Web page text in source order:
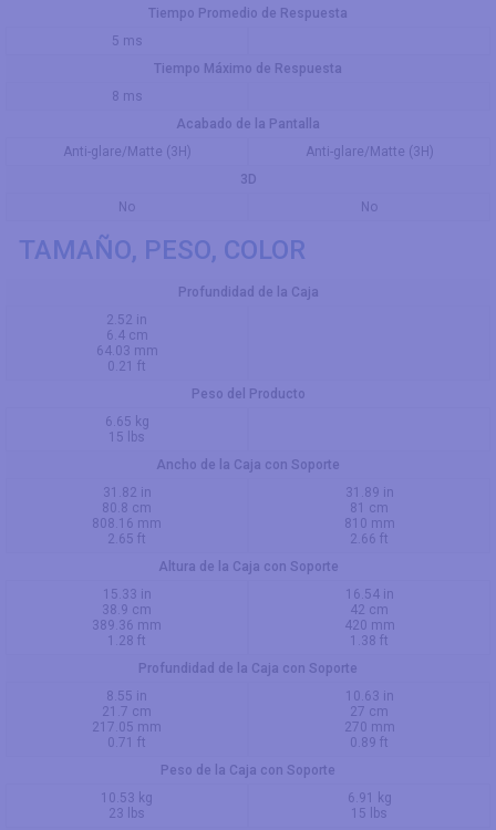
Tiempo Promedio de Respuesta
5 ms
Tiempo Máximo de Respuesta
8 ms
Acabado de la Pantalla
Anti-glare/Matte (3H)
Anti-glare/Matte (3H)
3D
No
No
TAMAÑO, PESO, COLOR
Profundidad de la Caja
2.52 in
6.4 cm
64.03 mm
0.21 ft
Peso del Producto
6.65 kg
15 lbs
Ancho de la Caja con Soporte
31.82 in
80.8 cm
808.16 mm
2.65 ft
31.89 in
81 cm
810 mm
2.66 ft
Altura de la Caja con Soporte
15.33 in
38.9 cm
389.36 mm
1.28 ft
16.54 in
42 cm
420 mm
1.38 ft
Profundidad de la Caja con Soporte
8.55 in
21.7 cm
217.05 mm
0.71 ft
10.63 in
27 cm
270 mm
0.89 ft
Peso de la Caja con Soporte
10.53 kg
23 lbs
6.91 kg
15 lbs